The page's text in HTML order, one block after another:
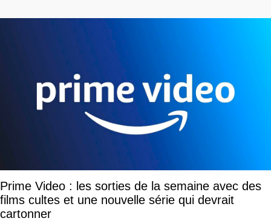
Prime Video : les sorties de la semaine avec des
films cultes et une nouvelle série qui devrait
cartonner